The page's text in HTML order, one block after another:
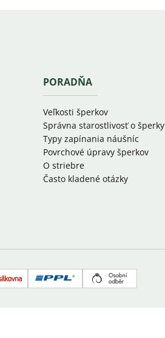
PORADŇA
Veľkosti šperkov
Správna starostlivosť o šperky
Typy zapínania náušníc
Povrchové úpravy šperkov
O striebre
Často kladené otázky
ZásielkovňaPPL
Osobný